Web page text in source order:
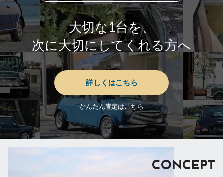
大切な1台を、
次に大切にしてくれる方へ
詳しくはこちら
かんたん査定はこちら
CONCEPT